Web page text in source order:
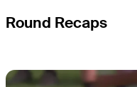
Round Recaps